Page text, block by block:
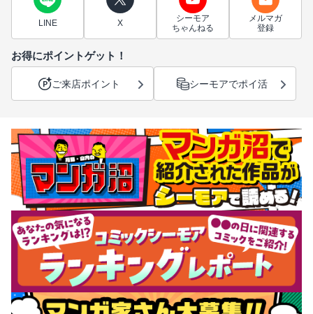
LINE X
シーモア
ちゃんねる
メルマガ
登録
お得にポイントゲット！
ご来店ポイント シーモアでポイ活